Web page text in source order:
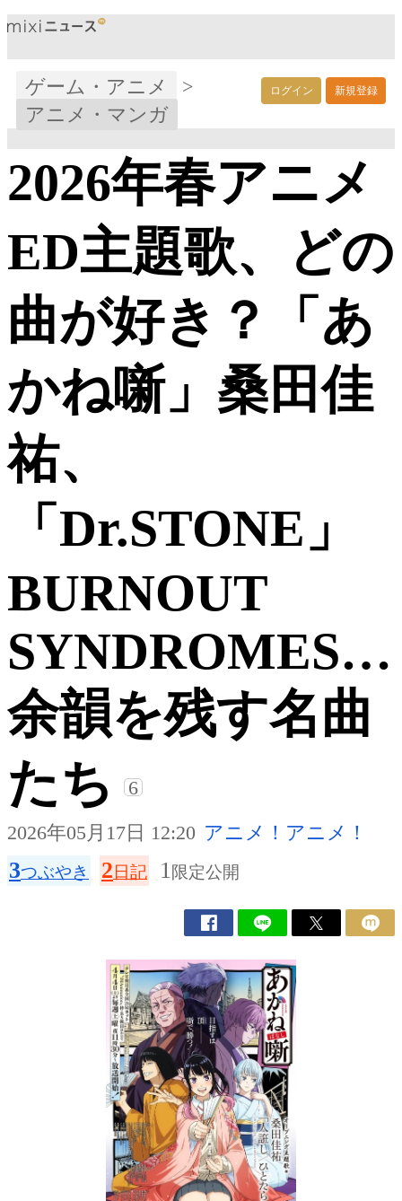
ログイン 新規登録
ゲーム・アニメ
>
アニメ・マンガ
2026年春アニメ
ED主題歌、どの
曲が好き？「あ
かね噺」桑田佳
祐、
「Dr.STONE」
BURNOUT
SYNDROMES…
余韻を残す名曲
たち
6
2026年05月17日 12:20 アニメ！アニメ！
3つぶやき 2日記 1 限定公開